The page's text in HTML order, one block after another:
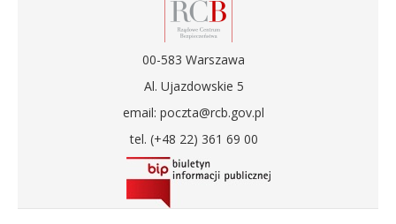
00-583 Warszawa
Al. Ujazdowskie 5
email: poczta@rcb.gov.pl
tel. (+48 22) 361 69 00